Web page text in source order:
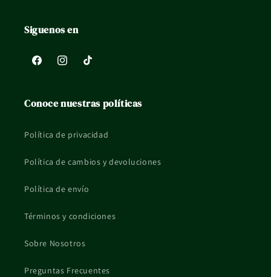
consejo profesional ni el etiquetado oficial del fabricante.
Siguenos en
FacebookInstagramTikTok
Conoce nuestras políticas
Política de privacidad
Política de cambios y devoluciones
Política de envío
Términos y condiciones
Sobre Nosotros
Preguntas Frecuentes